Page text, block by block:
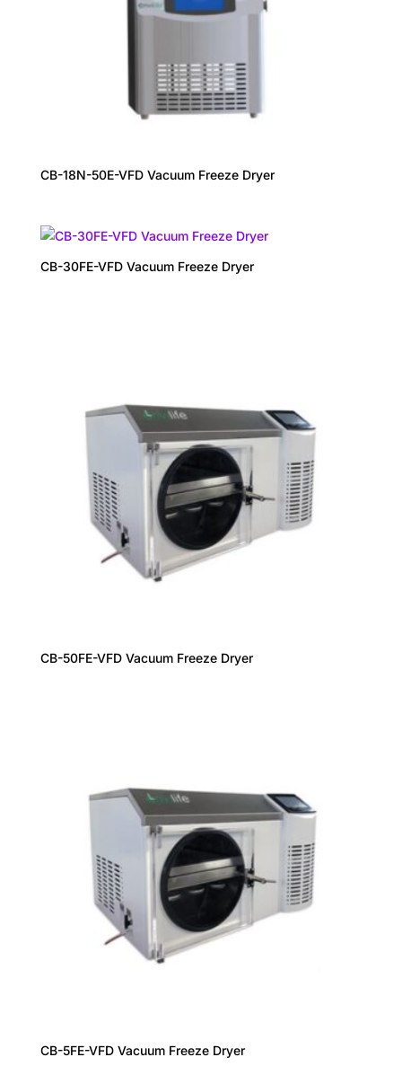
CB-18N-50E-VFD Vacuum Freeze Dryer
CB-30FE-VFD Vacuum Freeze Dryer
CB-50FE-VFD Vacuum Freeze Dryer
CB-5FE-VFD Vacuum Freeze Dryer